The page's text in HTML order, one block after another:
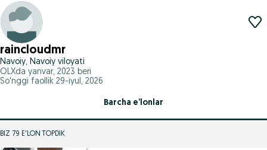
raincloudmr
Navoiy, Navoiy viloyati
OLXda yanvar, 2023 beri
So'nggi faollik 29-iyul, 2026
Barcha e’lonlar
BIZ 79 E'LON TOPDIK